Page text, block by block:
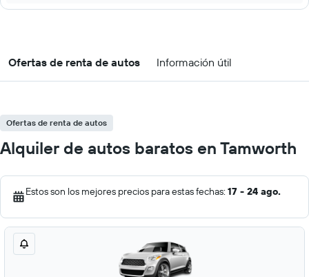
Ofertas de renta de autos Información útil
Ofertas de renta de autos
Alquiler de autos baratos en Tamworth
Estos son los mejores precios para estas fechas: 17 - 24 ago.